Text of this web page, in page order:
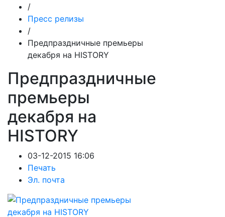
/
Пресс релизы
/
Предпраздничные премьеры
декабря на HISTORY
Предпраздничные
премьеры
декабря на
HISTORY
03-12-2015 16:06
Печать
Эл. почта